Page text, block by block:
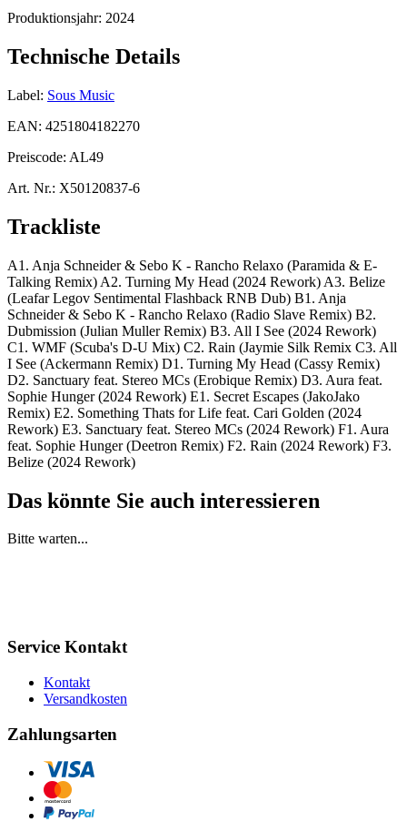
Produktionsjahr: 2024
Technische Details
Label: Sous Music
EAN: 4251804182270
Preiscode: AL49
Art. Nr.: X50120837-6
Trackliste
A1. Anja Schneider & Sebo K - Rancho Relaxo (Paramida & E-
Talking Remix) A2. Turning My Head (2024 Rework) A3. Belize
(Leafar Legov Sentimental Flashback RNB Dub) B1. Anja
Schneider & Sebo K - Rancho Relaxo (Radio Slave Remix) B2.
Dubmission (Julian Muller Remix) B3. All I See (2024 Rework)
C1. WMF (Scuba's D-U Mix) C2. Rain (Jaymie Silk Remix C3. All
I See (Ackermann Remix) D1. Turning My Head (Cassy Remix)
D2. Sanctuary feat. Stereo MCs (Erobique Remix) D3. Aura feat.
Sophie Hunger (2024 Rework) E1. Secret Escapes (JakoJako
Remix) E2. Something Thats for Life feat. Cari Golden (2024
Rework) E3. Sanctuary feat. Stereo MCs (2024 Rework) F1. Aura
feat. Sophie Hunger (Deetron Remix) F2. Rain (2024 Rework) F3.
Belize (2024 Rework)
Das könnte Sie auch interessieren
Bitte warten...
Service Kontakt
Kontakt
Versandkosten
Zahlungsarten